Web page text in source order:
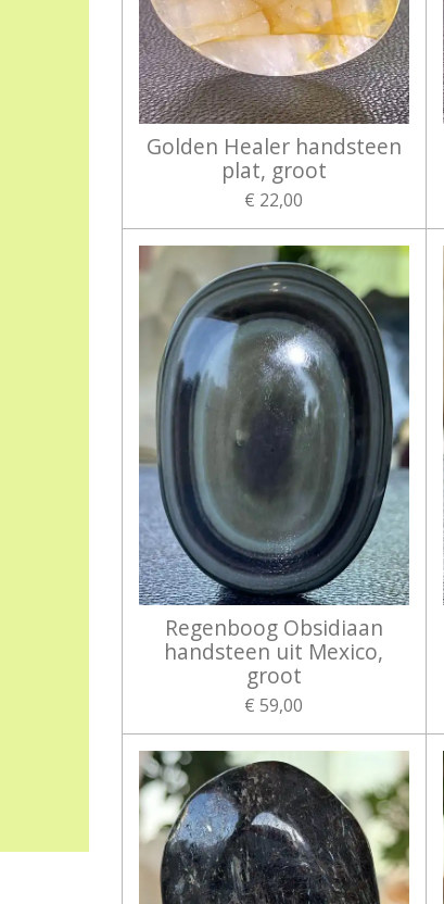
Golden Healer handsteen
plat, groot
€ 22,00
Regenboog Obsidiaan
handsteen uit Mexico,
groot
€ 59,00